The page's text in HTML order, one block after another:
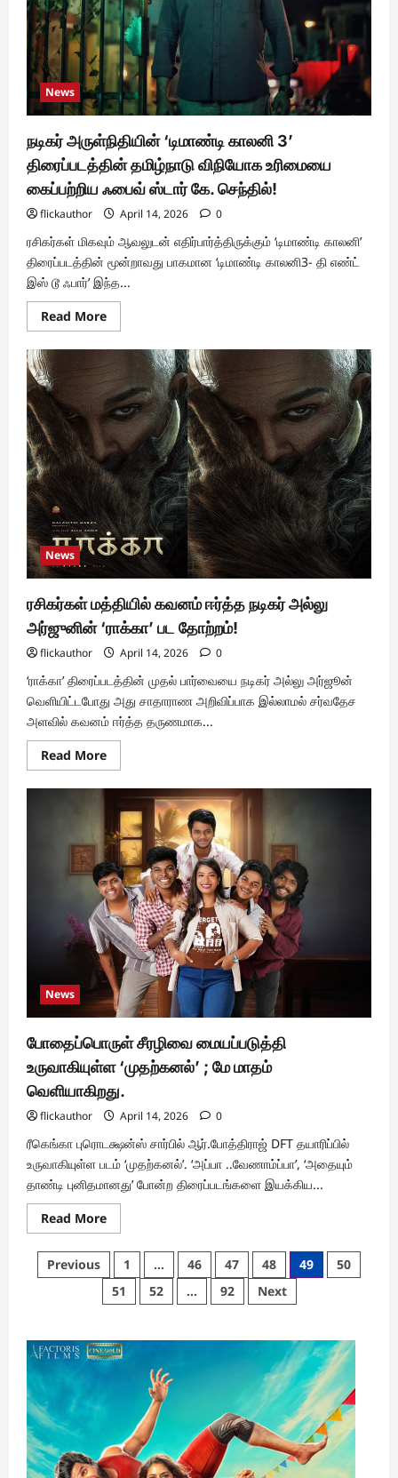
News
நடிகர் அருள்நிதியின் ‘டிமாண்டி காலனி 3’
திரைப்படத்தின் தமிழ்நாடு விநியோக உரிமையை
கைப்பற்றிய ஃபைவ் ஸ்டார் கே. செந்தில்!
flickauthor April 14, 2026 0
ரசிகர்கள் மிகவும் ஆவலுடன் எதிர்பார்த்திருக்கும் ‘டிமாண்டி காலனி’
திரைப்படத்தின் மூன்றாவது பாகமான ‘டிமாண்டி காலனி3- தி எண்ட்
இஸ் டூ ஃபார்’ இந்த...
Read MoreRead
more
நடிகர்
அருள்நிதியின்
‘டிமாண்டி
காலனி
3’
திரைப்படத்தின்
தமிழ்நாடு
விநியோக
உரிமையை
கைப்பற்றிய
ஃபைவ்
ஸ்டார்
கே.
செந்தில்!
News
ரசிகர்கள் மத்தியில் கவனம் ஈர்த்த நடிகர் அல்லு
அர்ஜுனின் ‘ராக்கா’ பட தோற்றம்!
flickauthor April 14, 2026 0
‘ராக்கா’ திரைப்படத்தின் முதல் பார்வையை நடிகர் அல்லு அர்ஜூன்
வெளியிட்டபோது அது சாதாராண அறிவிப்பாக இல்லாமல் சர்வதேச
அளவில் கவனம் ஈர்த்த தருணமாக...
Read MoreRead
more
ரசிகர்கள்
மத்தியில்
கவனம்
ஈர்த்த
நடிகர்
அல்லு
அர்ஜுனின்
‘ராக்கா’
பட
தோற்றம்!
News
போதைப்பொருள் சீரழிவை மையப்படுத்தி
உருவாகியுள்ள ‘முதற்கனல்’ ; மே மாதம்
வெளியாகிறது.
flickauthor April 14, 2026 0
ரீகெங்கா புரொடக்ஷன்ஸ் சார்பில் ஆர்.போத்திராஜ் DFT தயாரிப்பில்
உருவாகியுள்ள படம் ‘முதற்கனல்’. ‘அப்பா ..வேணாம்ப்பா’, ‘அதையும்
தாண்டி புனிதமானது’ போன்ற திரைப்படங்களை இயக்கிய...
Read MoreRead
more
போதைப்பொருள்
சீரழிவை
மையப்படுத்தி
உருவாகியுள்ள
‘முதற்கனல்’
மாதம்
வெளியாகிறது.
Posts
pagination
Previous 1 … 46 47 48 49
50
51
52 … 92 Next